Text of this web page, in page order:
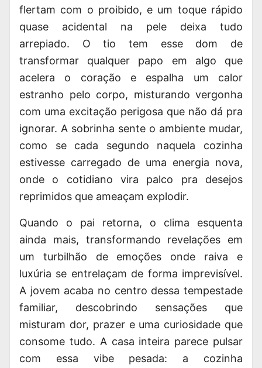
flertam com o proibido, e um toque rápido
quase acidental na pele deixa tudo
arrepiado. O tio tem esse dom de
transformar qualquer papo em algo que
acelera o coração e espalha um calor
estranho pelo corpo, misturando vergonha
com uma excitação perigosa que não dá pra
ignorar. A sobrinha sente o ambiente mudar,
como se cada segundo naquela cozinha
estivesse carregado de uma energia nova,
onde o cotidiano vira palco pra desejos
reprimidos que ameaçam explodir.
Quando o pai retorna, o clima esquenta
ainda mais, transformando revelações em
um turbilhão de emoções onde raiva e
luxúria se entrelaçam de forma imprevisível.
A jovem acaba no centro dessa tempestade
familiar, descobrindo sensações que
misturam dor, prazer e uma curiosidade que
consome tudo. A casa inteira parece pulsar
com essa vibe pesada: a cozinha